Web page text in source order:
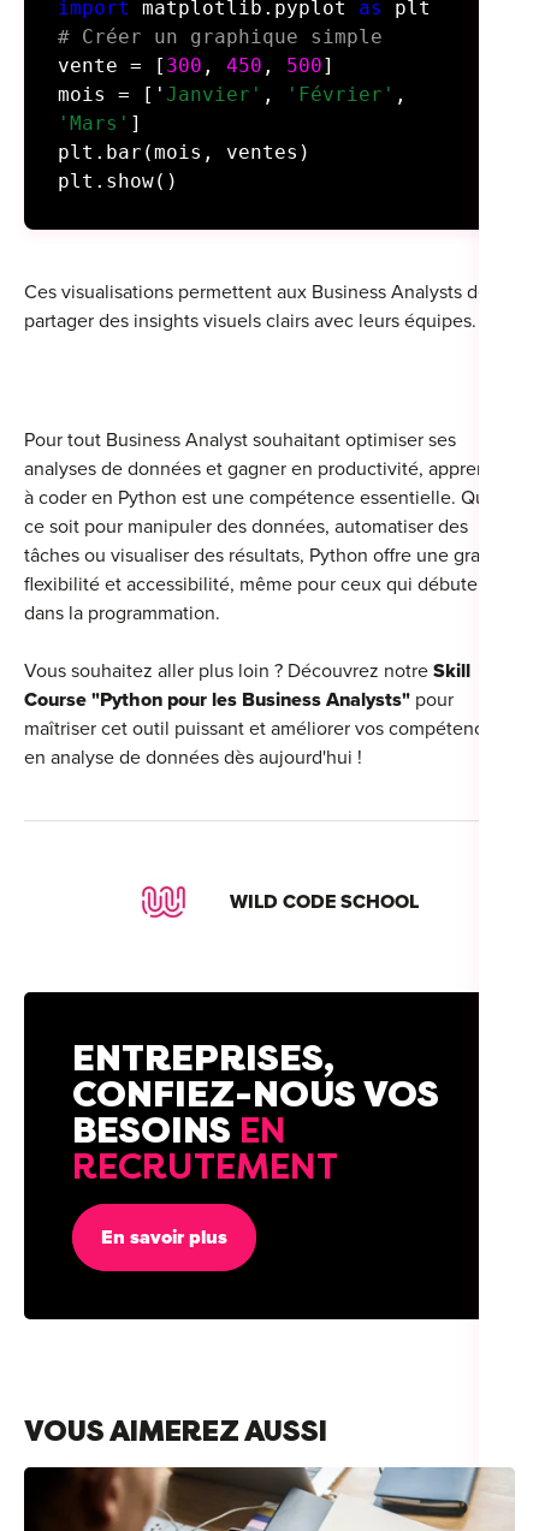
import matplotlib.pyplot as
plt
# Créer un graphique simple
vente = [ 300 , 450 , 500]
mois =
[' Janvier' , 'Février' ,
'Mars' ]
plt.bar(mois, ventes)
plt.show()
Ces visualisations permettent aux Business Analysts de
partager des insights visuels clairs avec leurs équipes.
Pour tout Business Analyst souhaitant optimiser ses
analyses de données et gagner en productivité, apprendre
à coder en Python est une compétence essentielle. Que
ce soit pour manipuler des données, automatiser des
tâches ou visualiser des résultats, Python offre une grande
flexibilité et accessibilité, même pour ceux qui débutent
dans la programmation.
Vous souhaitez aller plus loin ? Découvrez notre Skill
Course "Python pour les Business Analysts" pour
maîtriser cet outil puissant et améliorer vos compétences
en analyse de données dès aujourd'hui !
WILD CODE SCHOOL
ENTREPRISES,
CONFIEZ-NOUS VOS
BESOINS EN
RECRUTEMENT
En savoir plus
VOUS AIMEREZ AUSSI